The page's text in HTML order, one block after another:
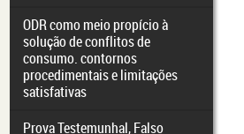
ODR como meio propício à
solução de conflitos de
consumo. contornos
procedimentais e limitações
satisfativas
Prova Testemunhal, Falso